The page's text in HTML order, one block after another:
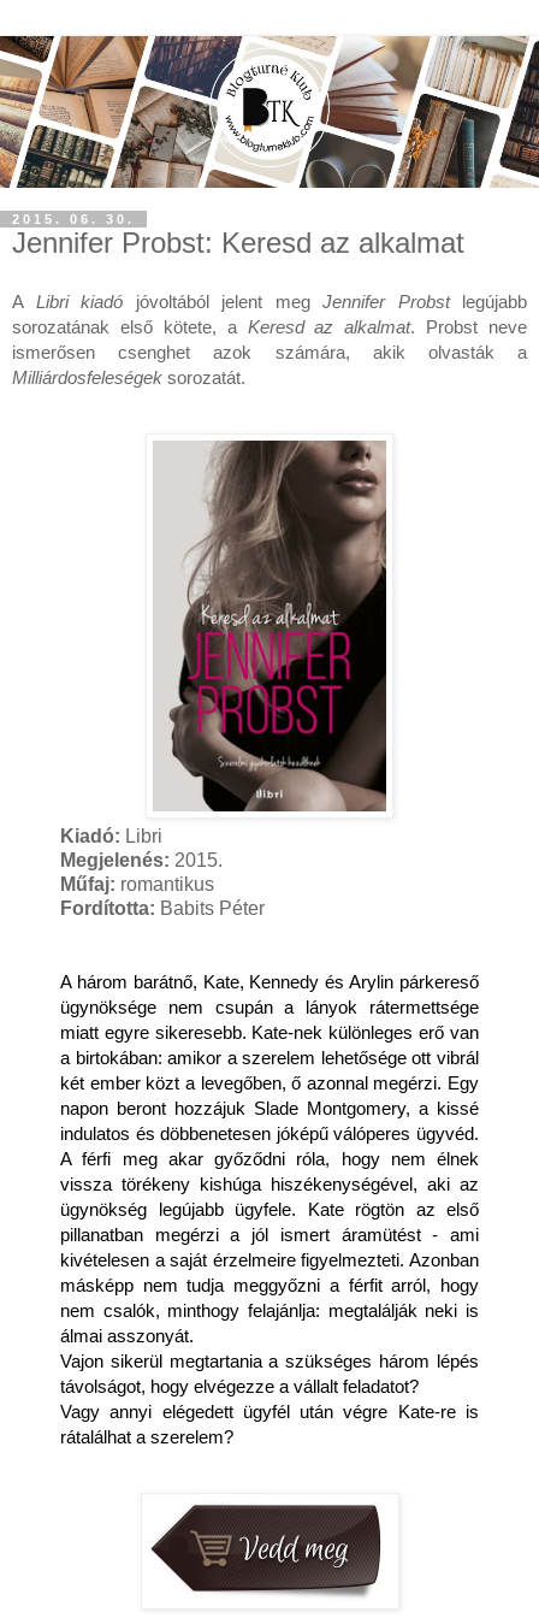
2015. 06. 30.
Jennifer Probst: Keresd az alkalmat
A Libri kiadó jóvoltából jelent meg Jennifer Probst legújabb
sorozatának első kötete, a Keresd az alkalmat. Probst neve
Milliárdosfeleségek sorozatát.
Kiadó: Libri
Megjelenés: 2015.
Műfaj: romantikus
Fordította: Babits Péter
A három barátnő, Kate, Kennedy és Arylin párkereső
ügynöksége nem csupán a lányok rátermettsége
miatt egyre sikeresebb. Kate-nek különleges erő van
a birtokában: amikor a szerelem lehetősége ott vibrál
két ember közt a levegőben, ő azonnal megérzi. Egy
napon beront hozzájuk Slade Montgomery, a kissé
indulatos és döbbenetesen jóképű válóperes ügyvéd.
A férfi meg akar győződni róla, hogy nem élnek
vissza törékeny kishúga hiszékenységével, aki az
ügynökség legújabb ügyfele. Kate rögtön az első
pillanatban megérzi a jól ismert áramütést - ami
kivételesen a saját érzelmeire figyelmezteti. Azonban
másképp nem tudja meggyőzni a férfit arról, hogy
nem csalók, minthogy felajánlja: megtalálják neki is
álmai asszonyát.
Vajon sikerül megtartania a szükséges három lépés
távolságot, hogy elvégezze a vállalt feladatot?
Vagy annyi elégedett ügyfél után végre Kate-re is
rátalálhat a szerelem?